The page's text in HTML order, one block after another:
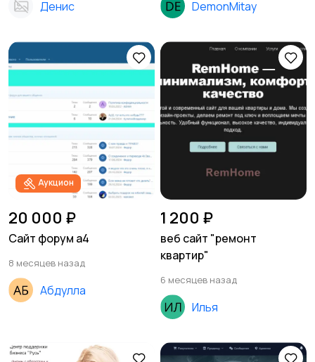
Денис DemonMitay
Аукцион
20 000 ₽
Сайт форум а4
8 месяцев назад
Абдулла
1 200 ₽
веб сайт "ремонт
квартир"
6 месяцев назад
Илья